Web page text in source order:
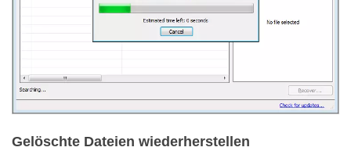
Gelöschte Dateien wiederherstellen